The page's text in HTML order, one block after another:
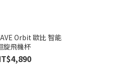
Orbit 歐比 智能
旋飛機杯